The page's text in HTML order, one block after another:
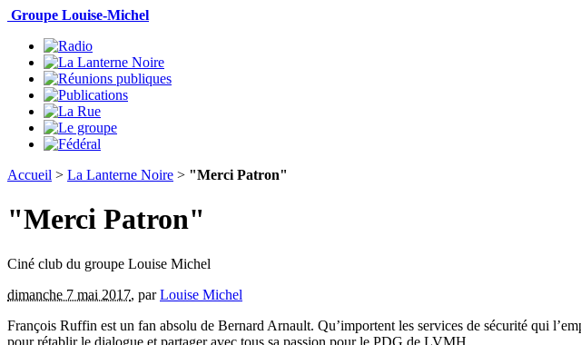
Groupe Louise-Michel
Accueil > La Lanterne Noire > "Merci Patron"
"Merci Patron"
Ciné club du groupe Louise Michel
dimanche 7 mai 2017, parLouise Michel
François Ruffin est un fan absolu de Bernard Arnault. Qu’importent les services de sécurité qui
pour rétablir le dialogue et partager avec tous sa passion pour le PDG de LVMH.